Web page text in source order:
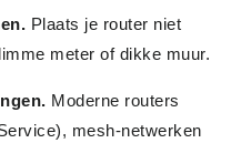
Plaats je router niet
meter of dikke muur.
Moderne routers
mesh-netwerken